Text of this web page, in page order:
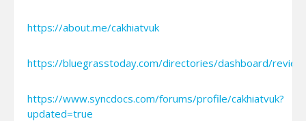
https://about.me/cakhiatvuk
https://bluegrasstoday.com/directories/dashboard/
https://www.syncdocs.com/forums/profile/cakhiatvuk?
updated=true